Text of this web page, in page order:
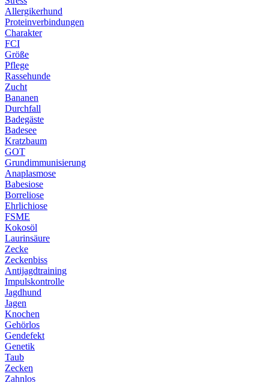
Allergikerhund
Proteinverbindungen
Charakter
FCI
Größe
Pflege
Rassehunde
Zucht
Bananen
Durchfall
Badegäste
Badesee
Kratzbaum
GOT
Grundimmunisierung
Anaplasmose
Babesiose
Borreliose
Ehrlichiose
FSME
Kokosöl
Laurinsäure
Zecke
Zeckenbiss
Antijagdtraining
Impulskontrolle
Jagdhund
Jagen
Knochen
Gehörlos
Gendefekt
Genetik
Taub
Zecken
Zahnlos